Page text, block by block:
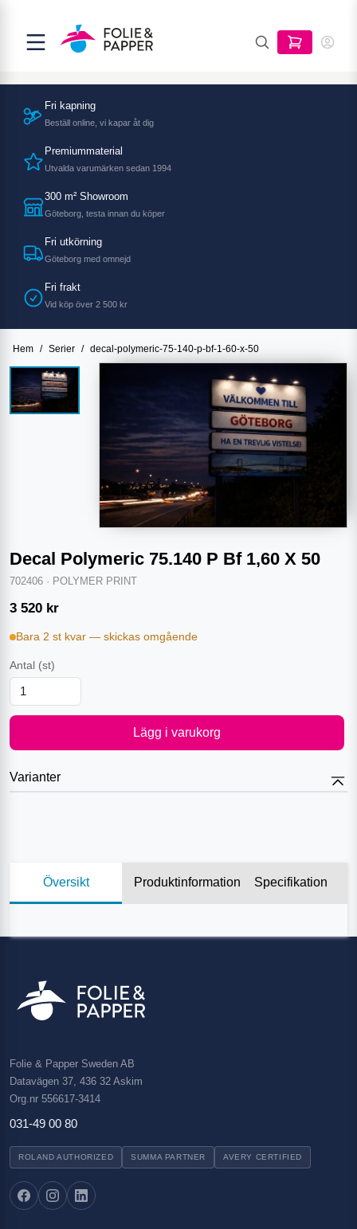
Fri kapning
Beställ online, vi kapar åt dig
Premiummaterial
Utvalda varumärken sedan 1994
300 m² Showroom
Göteborg, testa innan du köper
Fri utkörning
Göteborg med omnejd
Fri frakt
Vid köp över 2 500 kr
Hem / Serier / decal-polymeric-75-140-p-bf-1-60-x-50
Decal Polymeric 75.140 P Bf 1,60 X 50
702406 · POLYMER PRINT
3 520 kr
Bara 2 st kvar — skickas omgående
Antal (st)
Lägg i varukorg
Varianter
Översikt Produktinformation Specifikation
Folie & Papper Sweden AB
Datavägen 37, 436 32 Askim
Org.nr 556617-3414
031-49 00 80
ROLAND AUTHORIZED SUMMA PARTNER AVERY CERTIFIED